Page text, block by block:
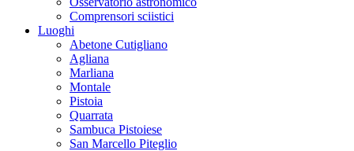
Comprensori sciistici
Luoghi
Abetone Cutigliano
Agliana
Marliana
Montale
Pistoia
Quarrata
Sambuca Pistoiese
San Marcello Piteglio